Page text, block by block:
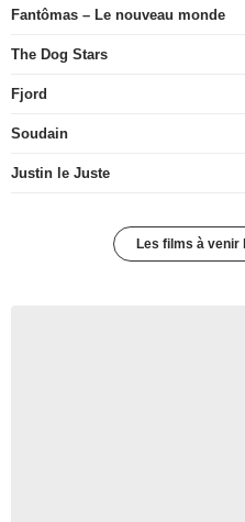
Fantômas – Le nouveau monde
The Dog Stars
Fjord
Soudain
Justin le Juste
Les films à venir